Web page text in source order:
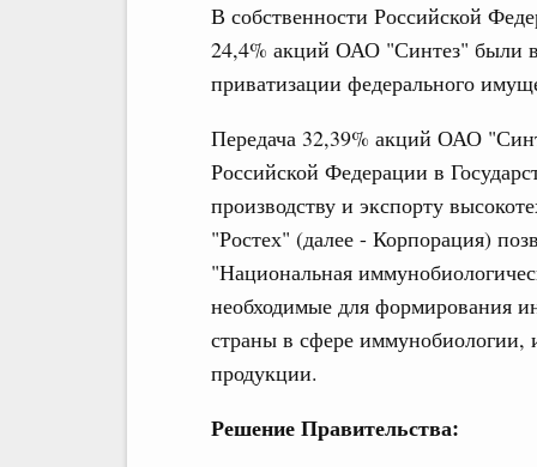
В собственности Российской
24,4% акций ОАО "Синтез" были
приватизации федерального
Передача 32,39% акций ОАО
Российской Федерации в
производству и экспорту
"Ростех" (далее - Корпорация)
"Национальная
необходимые для формирования
страны в сфере
продукции.
Решение Правительства: